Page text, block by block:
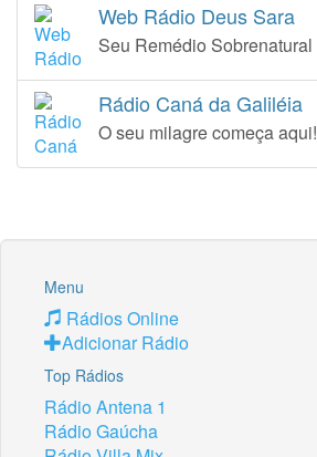
Web Rádio Deus Sara
Seu Remédio Sobrenatural
Rádio Caná da Galiléia
O seu milagre começa aqui!
Menu
Rádios Online
Adicionar Rádio
Top Rádios
Rádio Antena 1
Rádio Gaúcha